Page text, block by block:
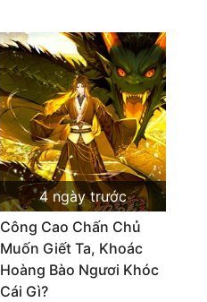
4 ngày trước
Công Cao Chấn Chủ
Muốn Giết Ta, Khoác
Hoàng Bào Ngươi Khóc
Cái Gì?